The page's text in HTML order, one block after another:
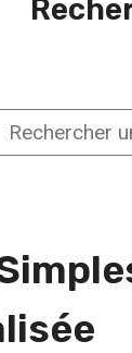
Rechercher